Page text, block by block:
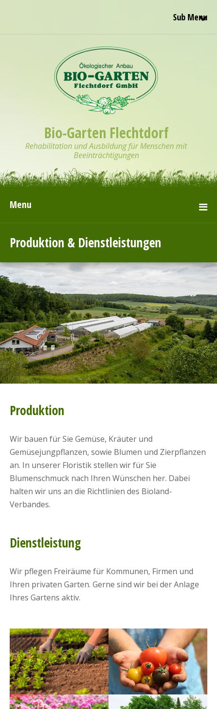
Sub Menu
Bio-Garten Flechtdorf
Rehabilitation und Ausbildung für Menschen mit
Beeinträchtigungen
Menu
Produktion & Dienstleistungen
Produktion
Wir bauen für Sie Gemüse, Kräuter und
Gemüsejungpflanzen, sowie Blumen und Zierpflanzen
an. In unserer Floristik stellen wir für Sie
Blumenschmuck nach Ihren Wünschen her. Dabei
halten wir uns an die Richtlinien des Bioland-
Verbandes.
Dienstleistung
Wir pflegen Freiräume für Kommunen, Firmen und
Ihren privaten Garten. Gerne sind wir bei der Anlage
Ihres Gartens aktiv.